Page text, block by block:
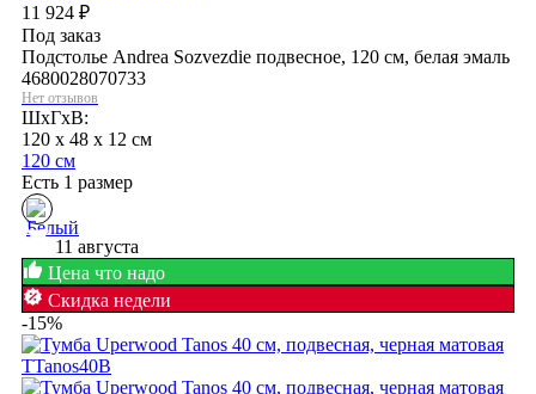
11 924 ₽
Под заказ
Подстолье Andrea Sozvezdie подвесное, 120 см, белая эмаль
4680028070733
Нет отзывов
ШхГхВ:
120 x 48 x 12 см
120 см
Есть 1 размер
11 августа
Цена что надо
Скидка недели
-15%